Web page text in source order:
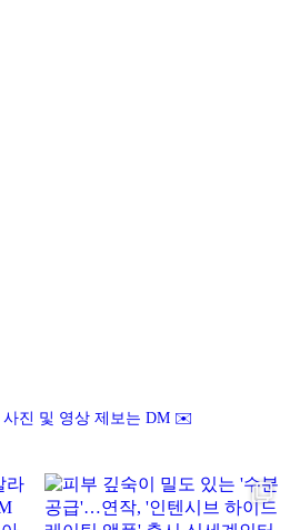
사진 및 영상 제보는 DM ✉️